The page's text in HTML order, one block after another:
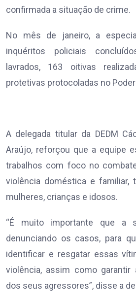
confirmada a situação de crime.
No mês de janeiro, a
inquéritos policiais
lavrados, 163 oitivas
protetivas protocoladas no
A delegada titular da DEDM
Araújo, reforçou que a equipe
trabalhos com foco no
violência doméstica e familiar,
mulheres, crianças e idosos.
“É muito importante que a
denunciando os casos, para
identificar e resgatar essas
violência, assim como garantir
dos seus agressores”, disse a